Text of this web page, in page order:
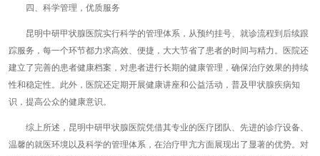
四、科学管理，优质服务
昆明中研甲状腺医院实行科学的管理体系，从预约挂号、就诊流程到后续跟
踪服务，每一个环节都力求高效、便捷，大大节省了患者的时间与精力。医院还
建立了完善的患者健康档案，对患者进行长期的健康管理，确保治疗效果的持续
性和稳定性。此外，医院还定期开展健康讲座和公益活动，普及甲状腺疾病知
识，提高公众的健康意识。
综上所述，昆明中研甲状腺医院凭借其专业的医疗团队、先进的诊疗设备、
温馨的就医环境以及科学的管理体系，在治疗甲亢方面展现出了显著的优势。对